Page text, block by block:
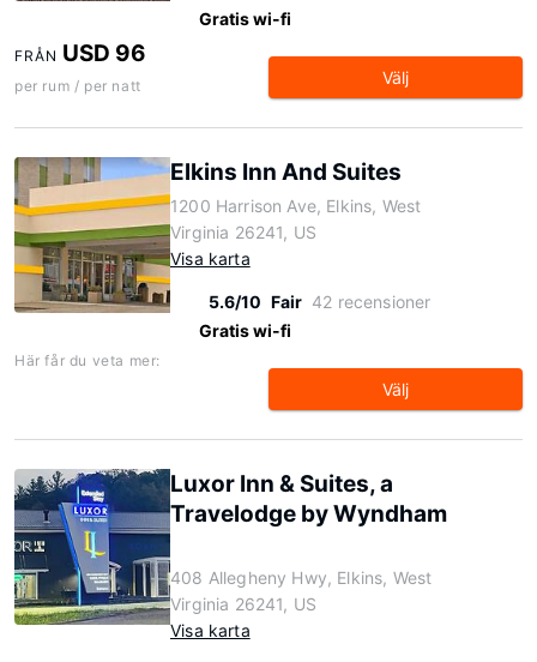
Gratis wi-fi
FRÅN USD 96
per rum / per natt Välj
Elkins Inn And Suites
1200 Harrison Ave, Elkins, West
Virginia 26241, US
Visa karta
5.6/10 Fair 42 recensioner
Gratis wi-fi
Här får du veta mer:
Välj
Luxor Inn & Suites, a
Travelodge by Wyndham
408 Allegheny Hwy, Elkins, West
Virginia 26241, US
Visa karta